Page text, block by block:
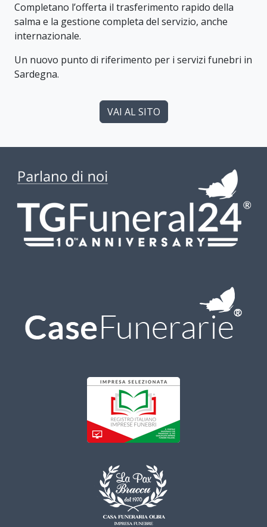
Completano l’offerta il trasferimento rapido della
salma e la gestione completa del servizio, anche
internazionale.
Un nuovo punto di riferimento per i servizi funebri in
Sardegna.
VAI AL SITO